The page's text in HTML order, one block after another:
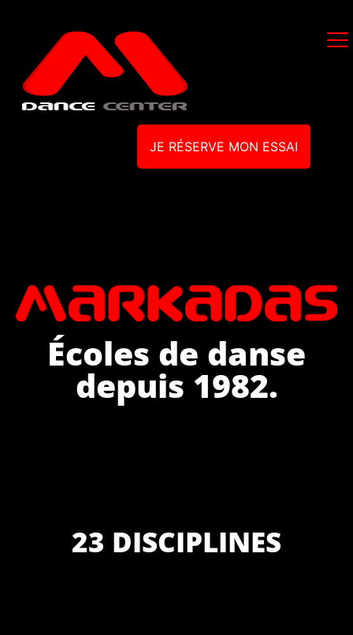
JE RÉSERVE MON ESSAI
Écoles de danse
depuis 1982.
23 DISCIPLINES